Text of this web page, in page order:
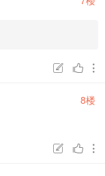
及獲得任何利
作商業上之用
 

8楼
 
